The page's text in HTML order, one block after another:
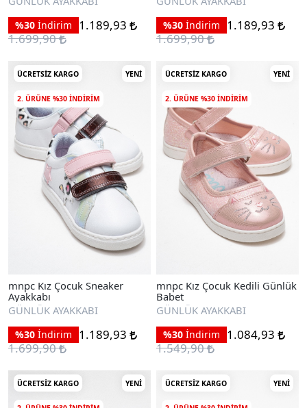
%30 İndirim
1.189,93
1.699,90
%30 İndirim
1.189,93
1.699,90
ÜCRETSIZ KARGO YENI
2. ÜRÜNE %30 INDIRIM
mnpc Kız Çocuk Sneaker
Ayakkabı
GÜNLÜK AYAKKABI
%30 İndirim
1.189,93
1.699,90
ÜCRETSIZ KARGO YENI
2. ÜRÜNE %30 INDIRIM
mnpc Kız Çocuk Kedili Günlük
Babet
GÜNLÜK AYAKKABI
%30 İndirim
1.084,93
1.549,90
ÜCRETSIZ KARGO YENI ÜCRETSIZ KARGO YENI